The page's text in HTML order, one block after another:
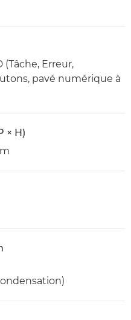
(Tâche, Erreur,
pavé numérique à
× H)